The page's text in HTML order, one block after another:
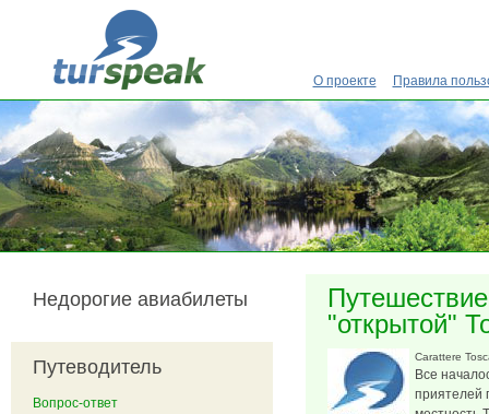
Перейти к основному содержанию
О проекте Правила
"открытой"
Carattere
Все
приятелей
Недорогие авиабилеты
Путеводитель
Вопрос-ответ